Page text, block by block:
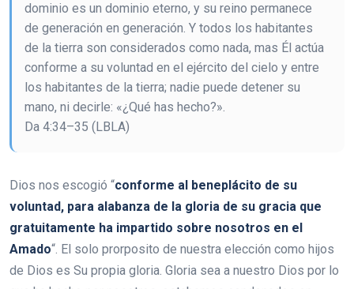
dominio es un dominio eterno, y su reino permanece
de generación en generación. Y todos los habitantes
de la tierra son considerados como nada, mas Él actúa
conforme a su voluntad en el ejército del cielo y entre
los habitantes de la tierra; nadie puede detener su
mano, ni decirle: «¿Qué has hecho?».
Da 4:34–35 (LBLA)
Dios nos escogió “conforme al beneplácito de su
voluntad, para alabanza de la gloria de su gracia que
gratuitamente ha impartido sobre nosotros en el
Amado“. El solo prorposito de nuestra elección como hijos
de Dios es Su propia gloria. Gloria sea a nuestro Dios por lo